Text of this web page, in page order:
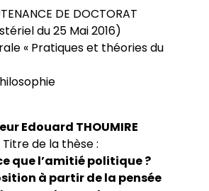
thèse
sur les archives
adossés à des
postdoctorants visitants
de thèses de doctorat
thèses HDR
de revues
critiques de philosophie
vie scientifique du LLCP
inscription
universitaires
DE DOCTORAT
du 25 Mai 2016)
« Pratiques et théories du
Edouard THOUMIRE
Titre de la thèse :
que l’amitié politique ?
à partir de la pensée